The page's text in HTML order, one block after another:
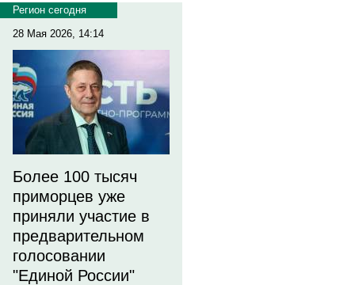
Регион сегодня
28 Мая 2026, 14:14
Более 100 тысяч
приморцев уже
приняли участие в
предварительном
голосовании
"Единой России"